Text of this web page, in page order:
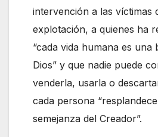
intervención a las víctimas
explotación, a quienes ha
“cada vida humana es una
Dios” y que nadie puede
venderla, usarla o
cada persona
semejanza del Creador”.